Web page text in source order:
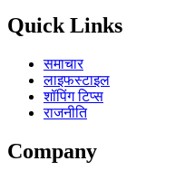
Quick Links
समाचार
लाइफस्टाइल
शॉपिंग टिप्स
राजनीति
Company